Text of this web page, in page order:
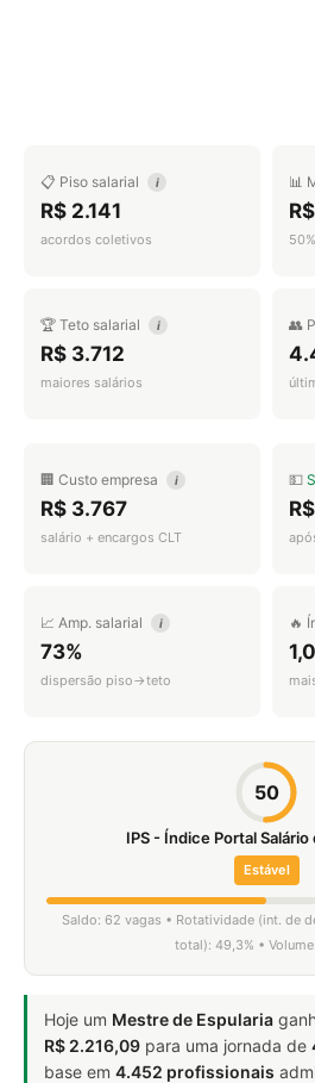
📋 Piso salarial i
R$ 2.141
acordos coletivos
📊
🏆 Teto salarial i
R$ 3.712
maiores salários
👥
🏢 Custo empresa i
R$ 3.767
salário + encargos CLT
💵
📈 Amp. salarial i
73%
dispersão piso→teto
🔥
50
IPS - Índice Portal Salário
Estável
Saldo: 62 vagas • Rotatividade (int. de
total): 49,3% •
Hoje um Mestre de Espularia
R$ 2.216,09 para uma jornada de
base em 4.452 profissionais